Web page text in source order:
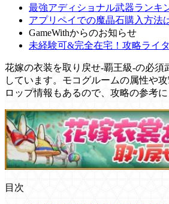
最強アディショナル武器ランキ
アプリペイでの魔晶石購入方法
GameWithからのお知らせ
未経験可&完全在宅！攻略ライ
花嫁の衣装を取り戻せ-覇王級-の必須
しています。モコグルームの属性や
ロップ情報もあるので、攻略の参考に
目次